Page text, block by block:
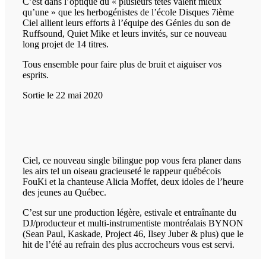
qu’une » que les herbogénistes de l’école Disques 7ième
Ciel allient leurs efforts à l’équipe des Génies du son de
Ruffsound, Quiet Mike et leurs invités, sur ce nouveau
long projet de 14 titres.
Tous ensemble pour faire plus de bruit et aiguiser vos
esprits.
Sortie le 22 mai 2020
Ciel, ce nouveau single bilingue pop vous fera planer dans
les airs tel un oiseau gracieuseté le rappeur québécois
FouKi et la chanteuse Alicia Moffet, deux idoles de l’heure
des jeunes au Québec.
C’est sur une production légère, estivale et entraînante du
DJ/producteur et multi-instrumentiste montréalais BYNON
(Sean Paul, Kaskade, Project 46, Ilsey Juber & plus) que le
hit de l’été au refrain des plus accrocheurs vous est servi.